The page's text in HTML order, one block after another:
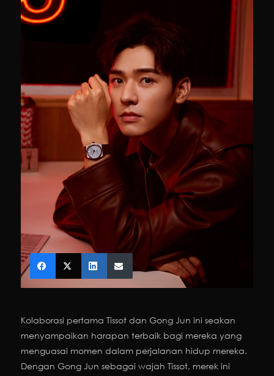
Kolaborasi pertama Tissot dan Gong Jun ini seakan
menyampaikan harapan terbaik bagi mereka yang
menguasai momen dalam perjalanan hidup mereka.
Dengan Gong Jun sebagai wajah Tissot, merek ini